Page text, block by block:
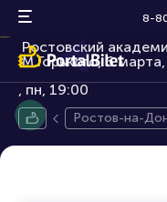
8-
Концерт
Ростовский
М.Горького, 6 марта,
пн, 19:00
Ростов-на-